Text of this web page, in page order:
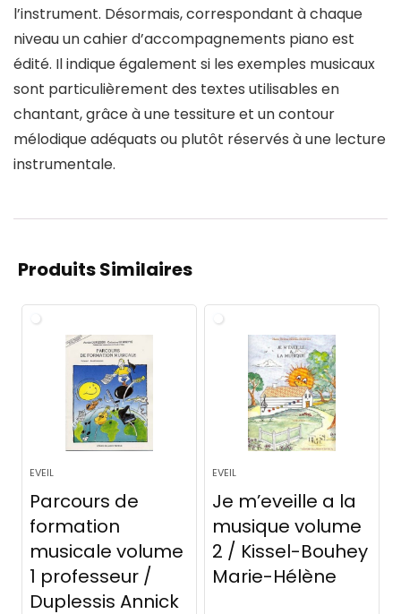
l’instrument. Désormais, correspondant à chaque
niveau un cahier d’accompagnements piano est
édité. Il indique également si les exemples musicaux
sont particulièrement des textes utilisables en
chantant, grâce à une tessiture et un contour
mélodique adéquats ou plutôt réservés à une lecture
instrumentale.
Produits Similaires
EVEIL
Parcours de
formation
musicale volume
1 professeur /
Duplessis Annick
EVEIL
Je m’eveille a la
musique volume
2 / Kissel-Bouhey
Marie-Hélène